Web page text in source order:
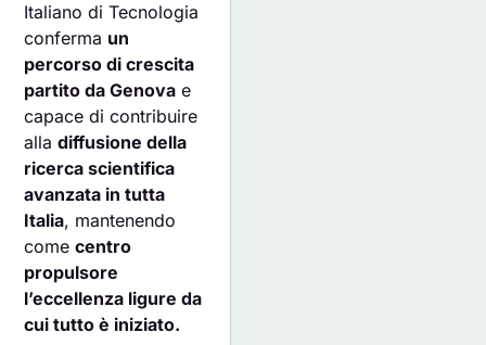
Italiano di Tecnologia
conferma un
percorso di crescita
partito da Genova e
capace di contribuire
alladiffusione della
ricerca scientifica
avanzata in tutta
Italia, mantenendo
comecentro
propulsore
l’eccellenza ligure da
cui tutto è iniziato.